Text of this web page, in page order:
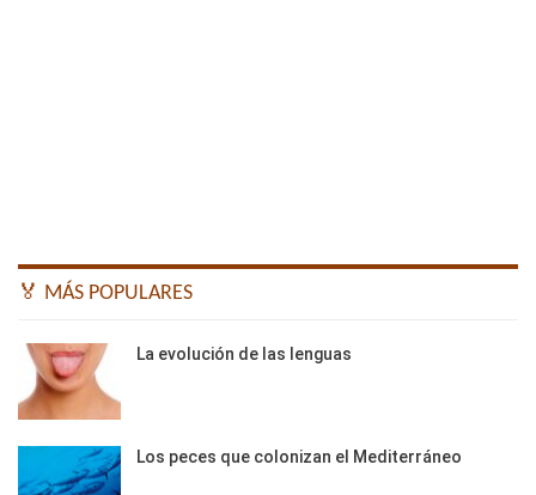
🏅 MÁS POPULARES
La evolución de las lenguas
Los peces que colonizan el Mediterráneo